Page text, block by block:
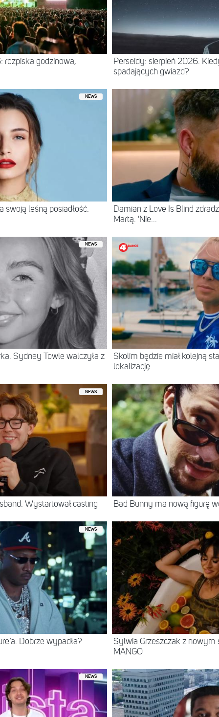
rozpiska godzinowa,
Perseidy: sierpień 2026.
spadających gwiazd?
NEWS
leśną posiadłość.
Damian z Love Is Blind
Martą. 'Nie...
NEWS
Sydney Towle walczyła z
Skolim będzie miał kolejną
lokalizację
NEWS
Wystartował casting Bad Bunny ma nową figurę
NEWS
Dobrze wypadła?
Sylwia Grzeszczak z nowym
MANGO
NEWS